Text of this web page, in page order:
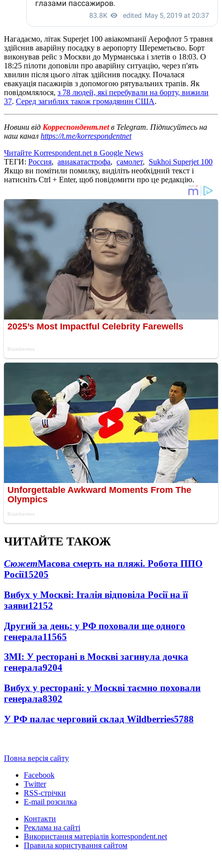
Нагадаємо, літак Superjet 100 авіакомпанії Аерофлот 5 травня
здійснив аварійну посадку в аеропорту Шереметьєво. Борт
виконував рейс з Москви до Мурманська і злетів о 18:03. О
18:25 пілоти доповіли про аварійну ситуацію, через п'ять
хвилин після цього літак здійснив посадку. Почалася
евакуація пасажирів з допомогою рятувальних трапів. Як
повідомлялося, з 78 людей, які перебували на борту, вижили
37. Серед загиблих також громадянин США.
Новини від Корреспондент.netв Telegram. Підписуйтесь на
наш канал https://t.me/korrespondentnet
Читайте Korrespondent.net в Google News
ТЕГИ: Россия, авиакатастрофа, самолет, Sukhoi Superjet 100
Якщо ви помітили помилку, виділіть необхідний текст і
натисніть Ctrl + Enter, щоб повідомити про це редакцію.
ЧИТАЙТЕ ТАКОЖ
СюжетМасова смерть на пляжі. Робота ППО
Росії15205
Вибух у Москві: Італія відповіла Росії на її
заяви12152
Другий за день: у РФ поховали ще одного
генерала11565
ЗМІ: У ресторані в Москві загинула дочка
генерала9204
Вибух у ресторані: у Москві таємно поховали
генерала8302
У РФ палає черговий склад Wildberries5788
Повна версія сайту
Facebook
Twitter
RSS-стрічки
E-mail розсилка
Контакти
Реклама на сайті
Використання матеріалів korrespondent.net
Правила користування сайтом